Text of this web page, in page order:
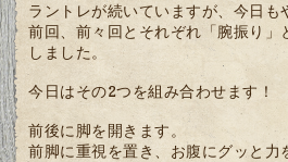
ラントレが続いていますが、今日も
前回、前々回とそれぞれ「腕振り」
しました。
今日はその2つを組み合わせます！
前後に脚を開きます。
前脚に重視を置き、お腹にグッと力